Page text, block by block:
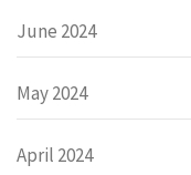
June 2024
May 2024
April 2024